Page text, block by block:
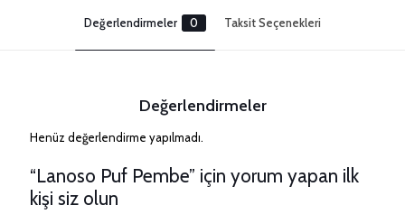
Değerlendirmeler 0 Taksit Seçenekleri
Değerlendirmeler
Henüz değerlendirme yapılmadı.
“Lanoso Puf Pembe” için yorum yapan ilk
kişi siz olun